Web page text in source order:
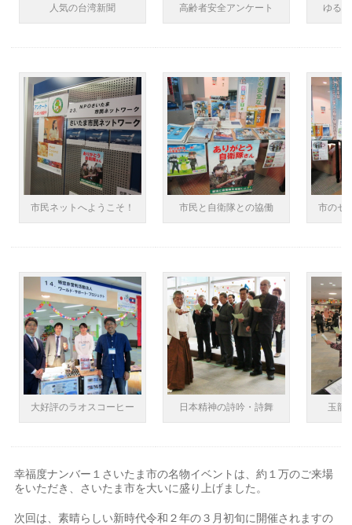
人気の台湾新聞 高齢者安全アンケート ゆる
市民ネットへようこそ！ 市民と自衛隊との協働 市のセ
大好評のラオスコーヒー 日本精神の詩吟・詩舞 玉龍
幸福度ナンバー１さいたま市の名物イベントは、約１万のご来場
をいただき、さいたま市を大いに盛り上げました。
次回は、素晴らしい新時代令和２年の３月初旬に開催されますの